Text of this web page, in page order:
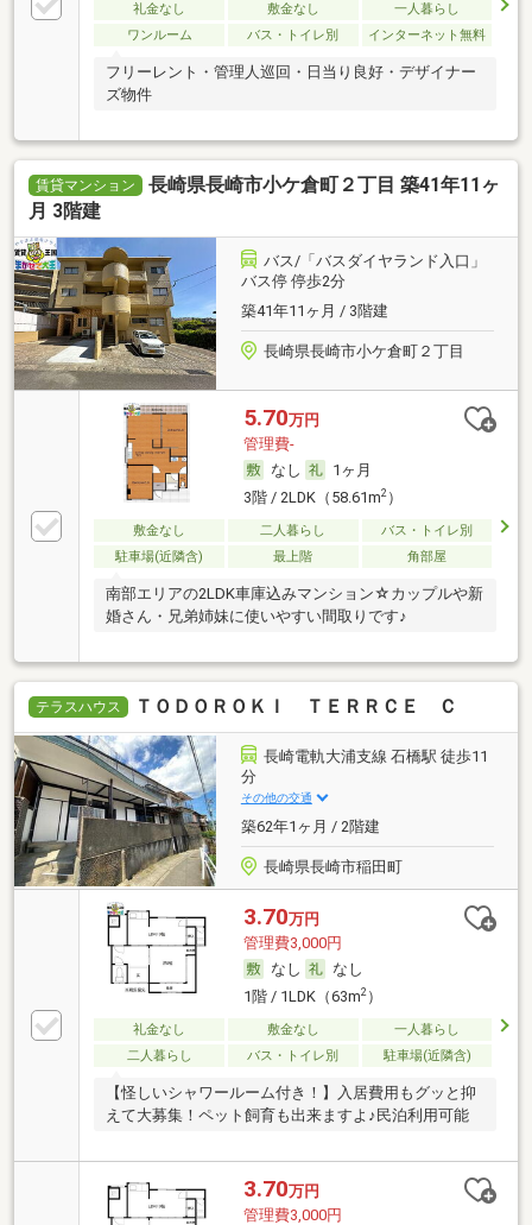
礼金なし 敷金なし
一人暮らし
ワンルーム
バス・トイレ別 インターネット無料
フリーレント・管理人巡回・日当り良好・デザイナー
ズ物件
賃貸マンション
長崎県長崎市小ケ倉町２丁目 築41年11ヶ
月 3階建
バス/「バスダイヤランド入口」
バス停 停歩2分
築41年11ヶ月 / 3階建
長崎県長崎市小ケ倉町２丁目
5.70万円
管理費-
なし
1ヶ月
3階 / 2LDK（58.61m2）
敷金なし 二人暮らし
バス・トイレ別
駐車場(近隣含)
最上階 角部屋
南部エリアの2LDK車庫込みマンション☆カップルや新
婚さん・兄弟姉妹に使いやすい間取りです♪
テラスハウス ＴＯＤＯＲＯＫＩ ＴＥＲＲＣＥ Ｃ
長崎電軌大浦支線 石橋駅 徒歩11
分
その他の交通
築62年1ヶ月 / 2階建
長崎県長崎市稲田町
3.70万円
管理費3,000円
なし
なし
1階 / 1LDK（63m2）
礼金なし 敷金なし
一人暮らし
二人暮らし
バス・トイレ別 駐車場(近隣含)
【怪しいシャワールーム付き！】入居費用もグッと抑
えて大募集！ペット飼育も出来ますよ♪民泊利用可能
3.70万円
管理費3,000円